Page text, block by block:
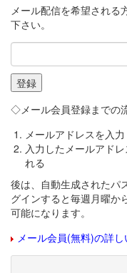
メール配信を希望される
下さい。
◇メール会員登録までの
メールアドレスを入力
入力したメールアド
れる
後は、自動生成されたパ
グインすると毎週月曜か
可能になります。
メール会員(無料)の詳し